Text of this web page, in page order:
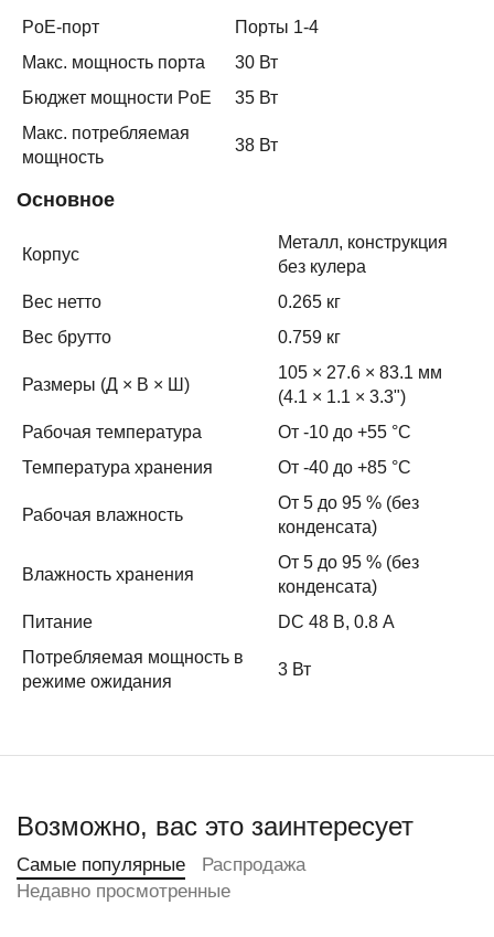
PoE-порт
Порты 1-4
Макс. мощность порта
30 Вт
Бюджет мощности PoE
35 Вт
Макс. потребляемая
мощность
38 Вт
Основное
Корпус
Металл, конструкция
без кулера
Вес нетто
0.265 кг
Вес брутто
0.759 кг
Размеры (Д × В × Ш)
105 × 27.6 × 83.1 мм
(4.1 × 1.1 × 3.3ʺ)
Рабочая температура
От -10 до +55 °C
Температура хранения
От -40 до +85 °C
Рабочая влажность
От 5 до 95 % (без
конденсата)
Влажность хранения
От 5 до 95 % (без
конденсата)
Питание
DC 48 В, 0.8 А
Потребляемая мощность в
режиме ожидания
3 Вт
Возможно, вас это заинтересует
Самые популярные
Распродажа
Недавно просмотренные